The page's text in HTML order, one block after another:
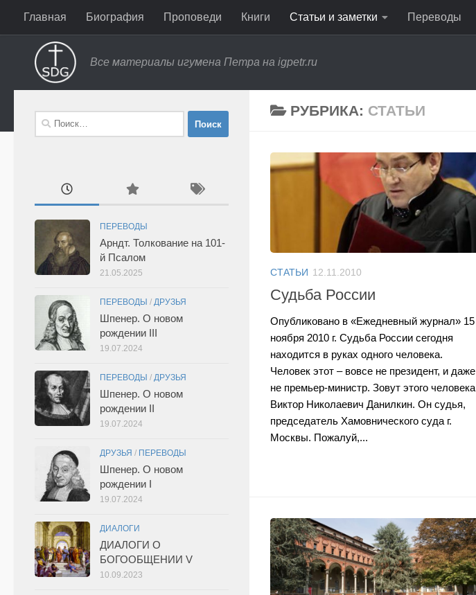
Перейти к содержимому
Главная Биография Проповеди Книги Статьи и заметки Переводы
Все материалы игумена Петра на igpetr.ru
РУБРИКА: СТАТЬИ
СТАТЬИ 12.11.2010
Судьба России
Опубликовано в «Ежедневный журнал» 15
ноября 2010 г. Судьба России сегодня
находится в руках одного человека.
Человек этот – вовсе не президент, и даже
не премьер-министр. Зовут этого человека
Виктор Николаевич Данилкин. Он судья,
председатель Хамовнического суда г.
Москвы. Пожалуй,...
Найти:
ПЕРЕВОДЫ
Арндт. Толкование на 101-
й Псалом
21.05.2025
ПЕРЕВОДЫ / ДРУЗЬЯ
Шпенер. О новом
рождении III
19.07.2024
ПЕРЕВОДЫ / ДРУЗЬЯ
Шпенер. О новом
рождении II
19.07.2024
ДРУЗЬЯ / ПЕРЕВОДЫ
Шпенер. О новом
рождении I
19.07.2024
ДИАЛОГИ
ДИАЛОГИ О
БОГООБЩЕНИИ V
10.09.2023